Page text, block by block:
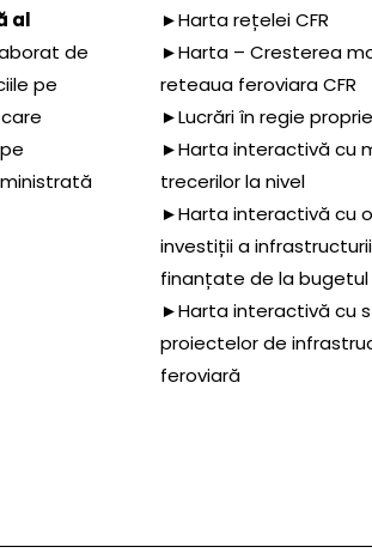
al
de
pe
►Harta rețelei CFR
►Harta – Cresterea
reteaua feroviara CFR
►Lucrări în regie proprie
►Harta interactivă cu
trecerilor la nivel
►Harta interactivă cu
investiții a
finanțate de la
►Harta interactivă cu
proiectelor de
feroviară